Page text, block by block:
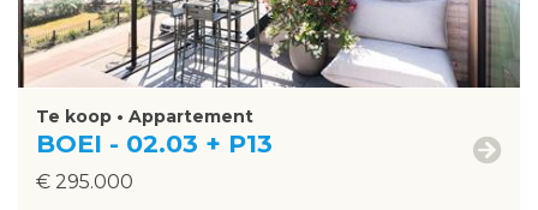
Te koop • Appartement
BOEI - 02.03 + P13
€ 295.000